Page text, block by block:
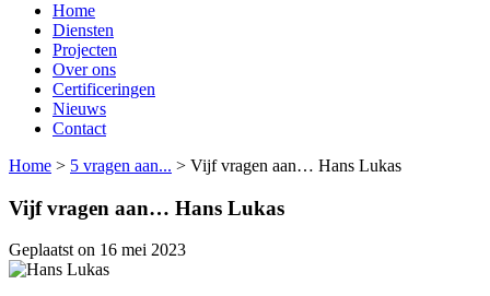
Home
Diensten
Projecten
Over ons
Certificeringen
Nieuws
Contact
Home > 5 vragen aan... > Vijf vragen aan… Hans Lukas
Vijf vragen aan… Hans Lukas
Geplaatst on 16 mei 2023